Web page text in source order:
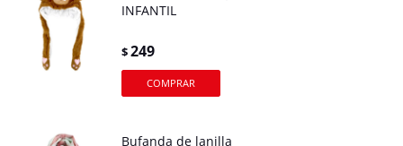
INFANTIL
$249
Bufanda de lanilla